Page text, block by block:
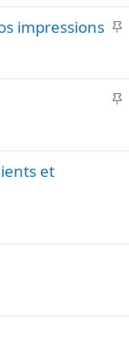
o
r
t
I
o
r
impressions
I
o
t
et